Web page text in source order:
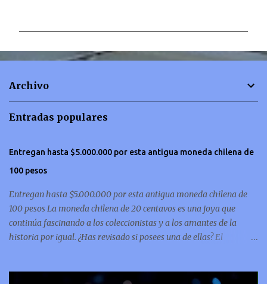
n
Archivo
Entradas populares
Entregan hasta $5.000.000 por esta antigua moneda chilena de
100 pesos
Entregan hasta $5.000.000 por esta antigua moneda chilena de
100 pesos La moneda chilena de 20 centavos es una joya que
continúa fascinando a los coleccionistas y a los amantes de la
historia por igual. ¿Has revisado si posees una de ellas? El
ha convertido en una de las más buscadas por cazadores de